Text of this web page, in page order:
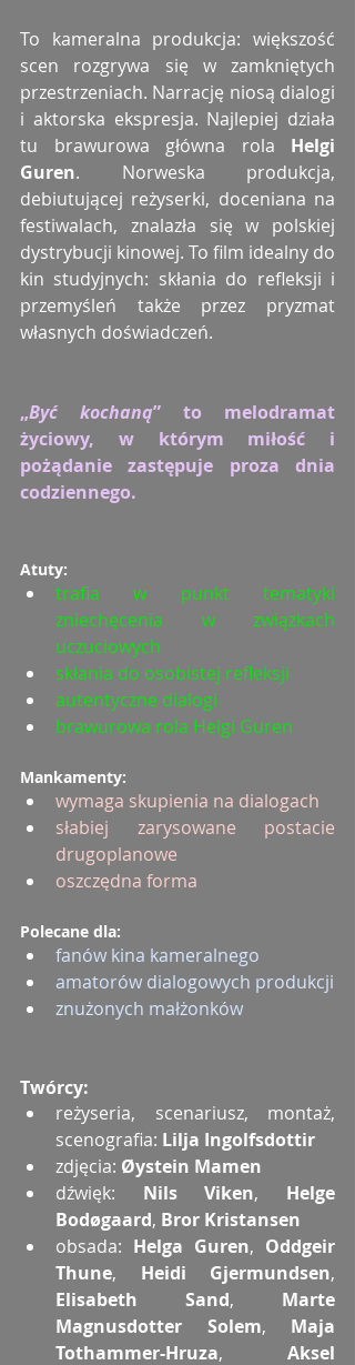
To kameralna produkcja: większość
scen rozgrywa się w zamkniętych
przestrzeniach. Narrację niosą dialogi
i aktorska ekspresja. Najlepiej działa
tu brawurowa główna rola Helgi
Guren. Norweska produkcja,
debiutującej reżyserki, doceniana na
festiwalach, znalazła się w polskiej
dystrybucji kinowej. To film idealny do
kin studyjnych: skłania do refleksji i
przemyśleń także przez pryzmat
własnych doświadczeń.
„Być kochaną” to melodramat
życiowy, w którym miłość i
pożądanie zastępuje proza dnia
codziennego.
Atuty:
trafia w punkt tematyki
zniechęcenia w związkach
uczuciowych
skłania do osobistej refleksji
autentyczne dialogi
brawurowa rola Helgi Guren
Mankamenty:
wymaga skupienia na dialogach
słabiej zarysowane postacie
drugoplanowe
oszczędna forma
Polecane dla:
fanów kina kameralnego
amatorów dialogowych produkcji
znużonych małżonków
Twórcy:
reżyseria, scenariusz, montaż,
scenografia: Lilja Ingolfsdottir
zdjęcia: Øystein Mamen
dźwięk: Nils Viken, Helge
Bodøgaard, Bror Kristansen
obsada: Helga Guren, Oddgeir
Thune, Heidi Gjermundsen
Elisabeth Sand, Marte
Magnusdotter Solem, Maja
Tothammer-Hruza, Aksel